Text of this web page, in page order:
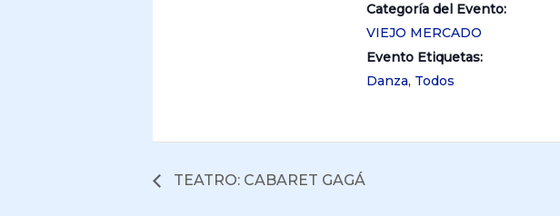
Categoría del Evento:
VIEJO MERCADO
Evento Etiquetas:
Danza, Todos
TEATRO: CABARET GAGÁ